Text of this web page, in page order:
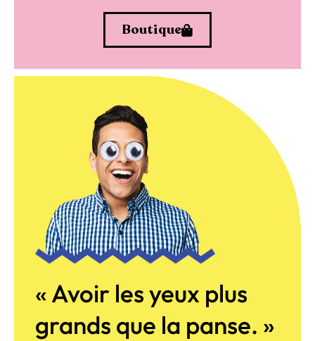
Boutique
« Avoir les yeux plus
grands que la panse. »